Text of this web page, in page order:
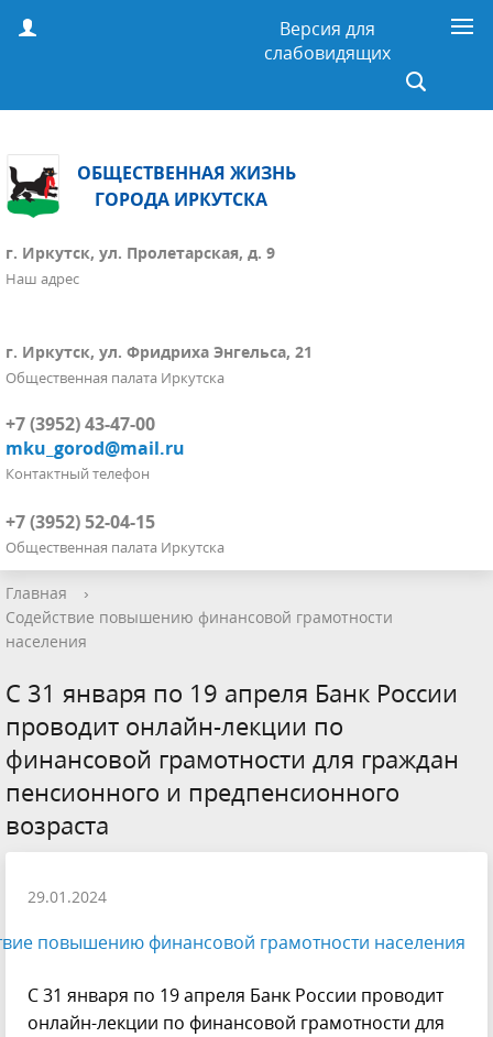
Версия для
слабовидящих
ОБЩЕСТВЕННАЯ ЖИЗНЬ
ГОРОДА ИРКУТСКА
г. Иркутск, ул. Пролетарская, д. 9
Наш адрес
г. Иркутск, ул. Фридриха Энгельса, 21
Общественная палата Иркутска
+7 (3952) 43-47-00
mku_gorod@mail.ru
Контактный телефон
+7 (3952) 52-04-15
Общественная палата Иркутска
Главная
›
Содействие повышению финансовой грамотности
населения
С 31 января по 19 апреля Банк России
проводит онлайн-лекции по
финансовой грамотности для граждан
пенсионного и предпенсионного
возраста
29.01.2024
повышению финансовой грамотности населения
С 31 января по 19 апреля Банк России проводит
онлайн-лекции по финансовой грамотности для